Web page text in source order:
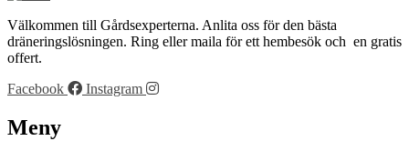
Välkommen till Gårdsexperterna. Anlita oss för den bästa
dräneringslösningen. Ring eller maila för ett hembesök och en gratis
offert.
Facebook
Instagram
Meny